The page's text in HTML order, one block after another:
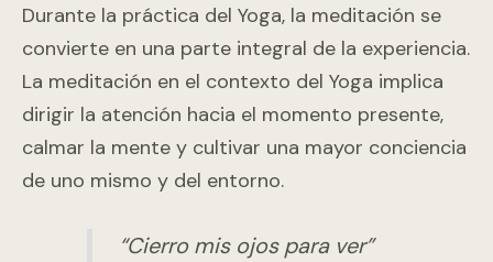
Durante la práctica del Yoga, la meditación se
convierte en una parte integral de la experiencia.
La meditación en el contexto del Yoga implica
dirigir la atención hacia el momento presente,
calmar la mente y cultivar una mayor conciencia
de uno mismo y del entorno.
“Cierro mis ojos para ver”